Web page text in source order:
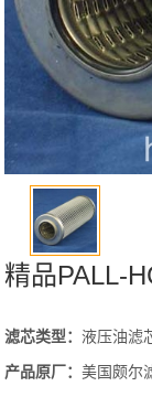
精品PALL-
滤芯类型：液压油滤
产品原厂：美国颇尔